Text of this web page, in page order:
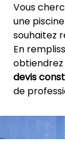
Vous
une
souhaitez
En
devis
de